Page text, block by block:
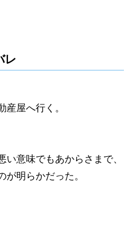
レ
産屋へ行く。
意味でもあからさまで、
が明らかだった。